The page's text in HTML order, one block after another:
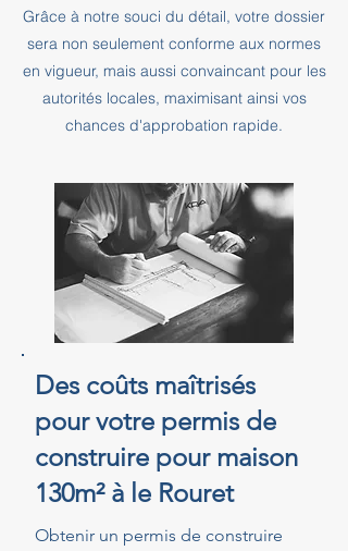
Grâce à notre souci du détail, votre dossier
sera non seulement conforme aux normes
en vigueur, mais aussi convaincant pour les
autorités locales, maximisant ainsi vos
chances d'approbation rapide.
Des coûts maîtrisés
pour votre permis de
construire pour maison
130m² à le Rouret
Obtenir un permis de construire